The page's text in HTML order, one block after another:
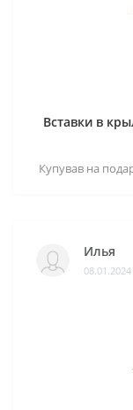
Вставки в
Купував на
Илья
08.01.2024